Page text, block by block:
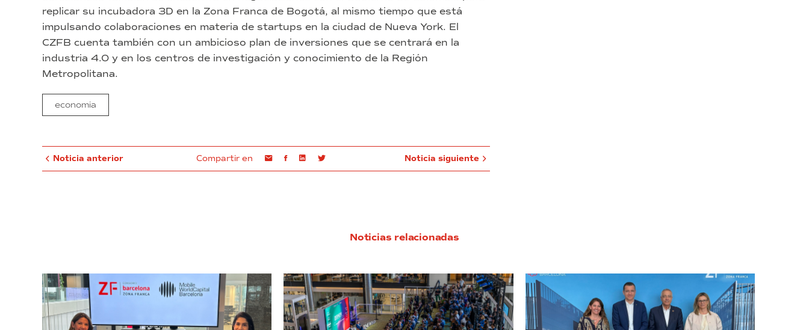
replicar su incubadora 3D en la Zona Franca de Bogotá, al mismo tiempo que está
impulsando colaboraciones en materia de startups en la ciudad de Nueva York. El
CZFB cuenta también con un ambicioso plan de inversiones que se centrará en la
industria 4.0 y en los centros de investigación y conocimiento de la Región
Metropolitana.
economia
Noticia anterior Compartir en EmailFacebookLinkedin Noticia siguiente
Noticias relacionadas